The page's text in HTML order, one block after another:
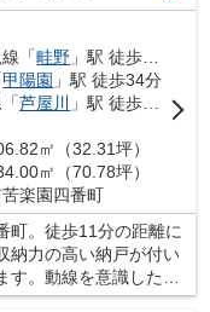
「畦野 」駅 徒歩27分
甲陽園 」駅 徒歩34分
「芦屋川
」駅 徒歩48分
㎡（32.31坪）
㎡（70.78坪）
楽園四番町
町。徒歩11分の距離に
納力の高い納戸が付い
。動線を意識したデ
が上がります。お住ま